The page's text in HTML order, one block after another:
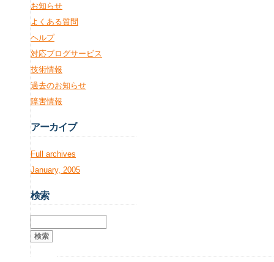
お知らせ
よくある質問
ヘルプ
対応ブログサービス
技術情報
過去のお知らせ
障害情報
アーカイブ
Full archives
January, 2005
検索